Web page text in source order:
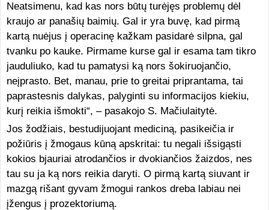
Neatsimenu, kad kas nors būtų turėjęs problemų dėl
kraujo ar panašių baimių. Gal ir yra buvę, kad pirmą
kartą nuėjus į operacinę kažkam pasidarė silpna, gal
tvanku po kauke. Pirmame kurse gal ir esama tam tikro
jauduliuko, kad tu pamatysi ką nors šokiruojančio,
neįprasto. Bet, manau, prie to greitai priprantama, tai
paprastesnis dalykas, palyginti su informacijos kiekiu,
kurį reikia išmokti“, – pasakojo S. Mačiulaitytė.
Jos žodžiais, bestudijuojant mediciną, pasikeičia ir
požiūris į žmogaus kūną apskritai: tu negali išsigąsti
kokios bjauriai atrodančios ir dvokiančios žaizdos, nes
tau su ja ką nors reikia daryti. O pirmą kartą siuvant ir
mazgą rišant gyvam žmogui rankos dreba labiau nei
įžengus į prozektoriumą.